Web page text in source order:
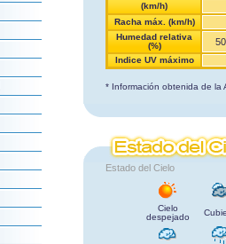
(km/h)
Racha máx. (km/h)
Humedad relativa
(%)
50
Indice UV máximo
* Información obtenida de la
Estado del Cielo
Cielo
despejado